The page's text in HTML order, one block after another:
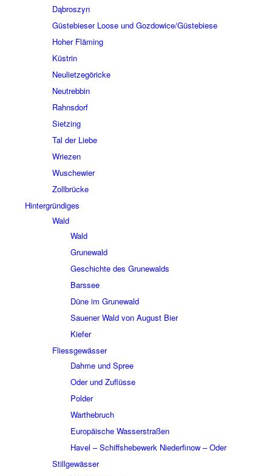
Dąbros­zyn
Güste­bie­ser Loose und Gozdowice/Güstebiese
Hoher Fläming
Küstrin
Neuliet­ze­gö­ricke
Neutreb­bin
Rahns­dorf
Siet­zing
Tal der Liebe
Wrie­zen
Wusche­wier
Zoll­brücke
Hinter­grün­di­ges
Wald
Wald
Grune­wald
Geschichte des Grune­walds
Bars­see
Düne im Grune­wald
Saue­ner Wald von August Bier
Kiefer
Fliess­ge­wäs­ser
Dahme und Spree
Oder und Zuflüsse
Polder
Wart­he­bruch
Euro­päi­sche Wasser­stra­ßen
Havel – Schiffs­he­be­werk Nieder­fi­now – Oder
Still­ge­wäs­ser